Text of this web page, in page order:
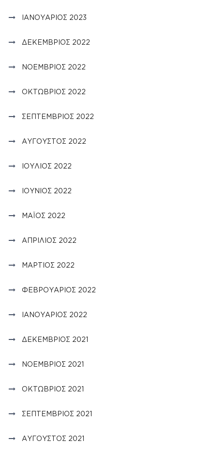
ΙΑΝΟΥΆΡΙΟΣ 2023
ΔΕΚΈΜΒΡΙΟΣ 2022
ΝΟΈΜΒΡΙΟΣ 2022
ΟΚΤΏΒΡΙΟΣ 2022
ΣΕΠΤΈΜΒΡΙΟΣ 2022
ΑΎΓΟΥΣΤΟΣ 2022
ΙΟΎΛΙΟΣ 2022
ΙΟΎΝΙΟΣ 2022
ΜΆΙΟΣ 2022
ΑΠΡΊΛΙΟΣ 2022
ΜΆΡΤΙΟΣ 2022
ΦΕΒΡΟΥΆΡΙΟΣ 2022
ΙΑΝΟΥΆΡΙΟΣ 2022
ΔΕΚΈΜΒΡΙΟΣ 2021
ΝΟΈΜΒΡΙΟΣ 2021
ΟΚΤΏΒΡΙΟΣ 2021
ΣΕΠΤΈΜΒΡΙΟΣ 2021
ΑΎΓΟΥΣΤΟΣ 2021